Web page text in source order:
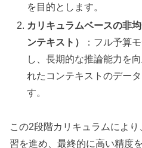
を目的とします。
カリキュラムベースの非
ンテキスト）
：フル予算
し、長期的な推論能力を
れたコンテキストのデー
す。
この2段階カリキュラムによ
習を進め、最終的に高い精度